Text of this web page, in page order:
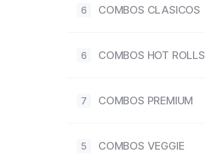
6 COMBOS CLASICOS
6 COMBOS HOT ROLLS
7 COMBOS PREMIUM
5 COMBOS VEGGIE